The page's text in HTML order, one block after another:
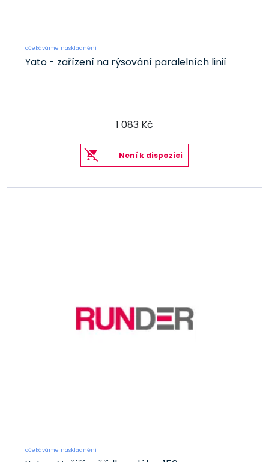
očekáváme naskladnění
Yato - zařízení na rýsování paralelních linií
1 083 Kč
Není k dispozici
očekáváme naskladnění